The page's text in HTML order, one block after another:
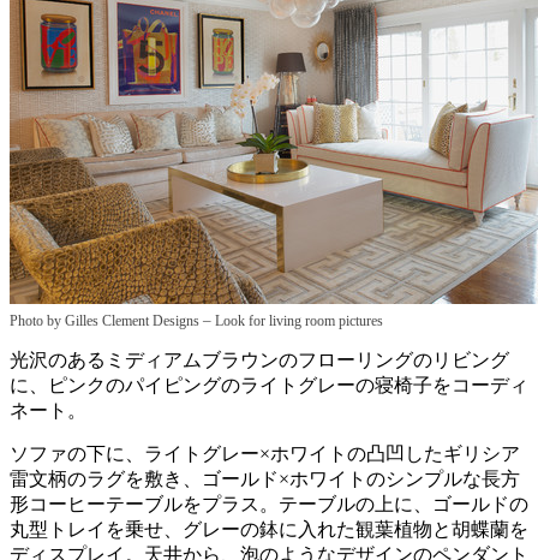
Photo by Gilles Clement Designs – Look for living room pictures
光沢のあるミディアムブラウンのフローリングのリビング
に、ピンクのパイピングのライトグレーの寝椅子をコーディ
ネート。
ソファの下に、ライトグレー×ホワイトの凸凹したギリシア
雷文柄のラグを敷き、ゴールド×ホワイトのシンプルな長方
形コーヒーテーブルをプラス。テーブルの上に、ゴールドの
丸型トレイを乗せ、グレーの鉢に入れた観葉植物と胡蝶蘭を
ディスプレイ。天井から、泡のようなデザインのペンダント